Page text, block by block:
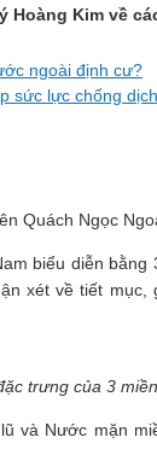
Kim về
ngoài định cư?
sức lực chống dịch
Quách Ngọc
biểu diễn
xét về tiết mục,
trưng của 3
và Nước mặn